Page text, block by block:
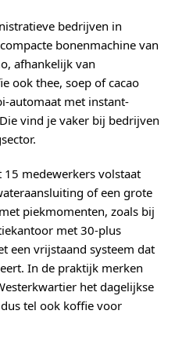
bedrijven in
bonenmachine van
afhankelijk van
ook thee, soep of cacao
automaat met instant-
vind je vaker bij bedrijven
medewerkers volstaat
of een grote
piekmomenten, zoals bij
met 30-plus
een vrijstaand systeem dat
In de praktijk merken
het dagelijkse
tel ook koffie voor